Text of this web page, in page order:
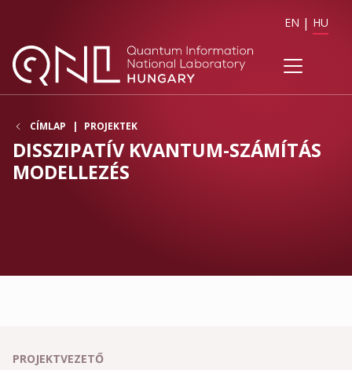
EN HU
CÍMLAP PROJEKTEK
DISSZIPATÍV KVANTUM-SZÁMÍTÁS
MODELLEZÉS
PROJEKTVEZETŐ